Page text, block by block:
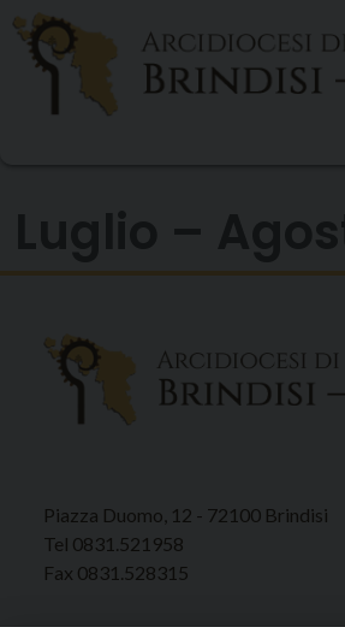
Skip
content
Piazza Duomo, 12 - 72100 Brindisi
Tel 0831.521958
Fax 0831.528315